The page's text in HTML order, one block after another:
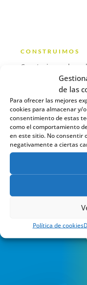
de las
Para ofrecer las mejores
cookies para almacenar y/
consentimiento de estas
como el comportamiento
en este sitio. No consentir
negativamente a ciertas
Política de cookies
CONSTRUIMOS
Construimos el
fases del diseño.